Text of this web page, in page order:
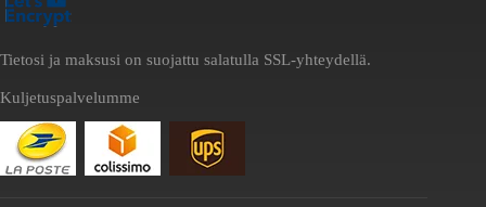
Tietosi ja maksusi on suojattu salatulla SSL-yhteydellä.
Kuljetuspalvelumme